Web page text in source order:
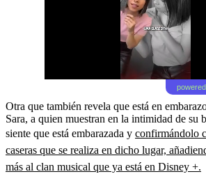
Otra que también revela que está en
Sara, a quien muestran en la intimidad de su
siente que está embarazada y confirmándolo
caseras que se realiza en dicho lugar,
más al clan musical que ya está en Disney +.